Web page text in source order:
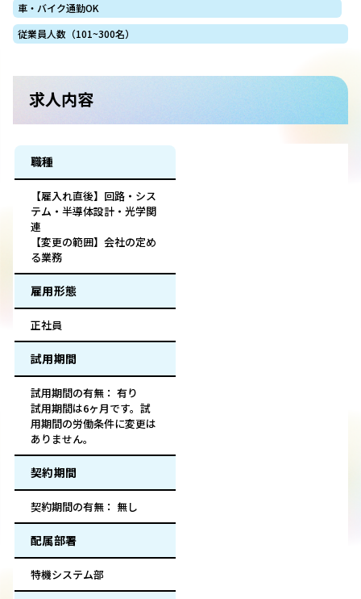
車・バイク通勤OK
従業員人数（101~300名）
求人内容
職種
【雇入れ直後】回路・シス
テム・半導体設計・光学関
連
【変更の範囲】会社の定め
る業務
雇用形態
正社員
試用期間
試用期間の有無： 有り
試用期間は6ヶ月です。試
用期間の労働条件に変更は
ありません。
契約期間
契約期間の有無： 無し
配属部署
特機システム部